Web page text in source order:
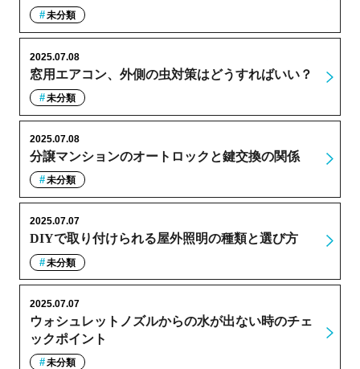
未分類
窓用エアコン、外側の虫対策はどうすればいい？
2025.07.08
未分類
分譲マンションのオートロックと鍵交換の関係
2025.07.08
未分類
DIYで取り付けられる屋外照明の種類と選び方
2025.07.07
未分類
ウォシュレットノズルからの水が出ない時のチェ
ックポイント
2025.07.07
未分類